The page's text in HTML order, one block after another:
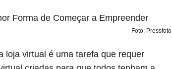
Foto: Pressfoto
loja virtual é uma tarefa que requer